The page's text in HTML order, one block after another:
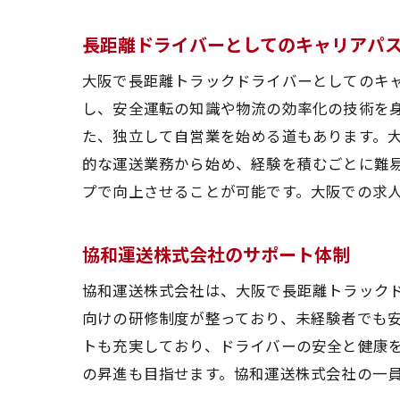
転
大
長
協
大
運転技
初
応
安
長距離ドライバーとしてのキャリアパ
大阪で長距離トラックドライバーとしての
し、安全運転の知識や物流の効率化の技術
た、独立して自営業を始める道もあります。
的な運送業務から始め、経験を積むごとに
プで向上させることが可能です。大阪での求
協和運送株式会社のサポート体制
協和運送株式会社は、大阪で長距離トラック
向けの研修制度が整っており、未経験者で
トも充実しており、ドライバーの安全と健
の昇進も目指せます。協和運送株式会社の一